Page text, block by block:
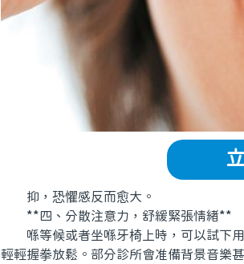
抑，恐懼感反而愈大。
**四、分散注意力，舒緩緊張情緒**
喺等候或者坐喺牙椅上時，可以試下用
輕輕握拳放鬆。部分診所會准備背景音樂